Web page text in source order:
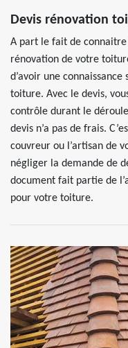
Devis rénovation
A part le fait de
rénovation de votre
d’avoir une
toiture. Avec le devis,
contrôle durant le
devis n’a pas de frais.
couvreur ou l’artisan de
négliger la demande de
document fait partie de
pour votre toiture.